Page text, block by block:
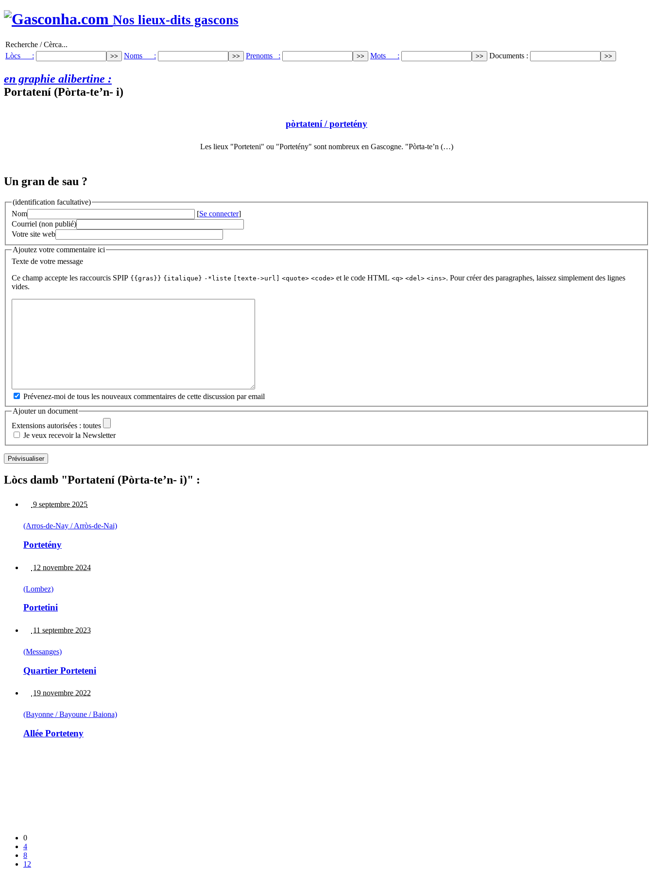
Nos lieux-dits gascons
Recherche / Cèrca...
Lòcs :
Noms : Prenoms : Mots : Documents :
en graphie alibertine :
Portatení (Pòrta-te’n- i)
pòrtatení/ portetény
Les lieux "Porteteni" ou "Portetény" sont nombreux en Gascogne. "Pòrta-te’n (…)
Un gran de sau ?
(identification facultative)
Nom
[Se connecter]
Courriel (non publié)
Votre site web
Ajoutez votre commentaire ici
Texte de votre message
Ce champ accepte les raccourcis SPIP {{gras}} {italique} -*liste [texte->url] <quote> <code> et le code HTML <q> <del> <ins>. Pour créer des paragraphes, laissez simplement des lignes
vides.
Prévenez-moi de tous les nouveaux commentaires de cette discussion par email
Ajouter un document
Extensions autorisées : toutes
Je veux recevoir la Newsletter
Lòcs damb "Portatení (Pòrta-te’n- i)" :
9 septembre 2025
(Arros-de-Nay / Arròs-de-Nai)
Portetény
12 novembre 2024
(Lombez)
Portetini
11 septembre 2023
(Messanges)
Quartier Porteteni
19 novembre 2022
(Bayonne / Bayoune / Baiona)
Allée Porteteny
0
4
8
12